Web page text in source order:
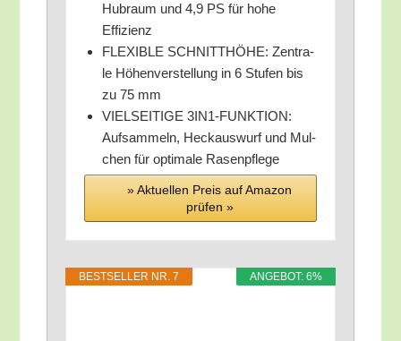
Hub­raum und 4,9 PS für hohe
Effizienz
FLEXIBLE SCHNITTHÖHE: Zen­tra­
le Höhen­ver­stel­lung in 6 Stu­fen bis
zu 75 mm
VIELSEITIGE 3IN1-FUNKTION:
Auf­sam­meln, Heck­aus­wurf und Mul­
chen für opti­ma­le Rasenpflege
» Aktu­el­len Preis auf Ama­zon
prü­fen »
ANGE­BOT: 6%
BEST­SEL­LER NR. 7